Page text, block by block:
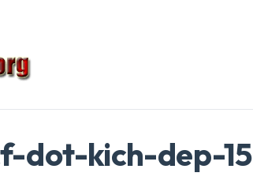
dot-kich-dep-15